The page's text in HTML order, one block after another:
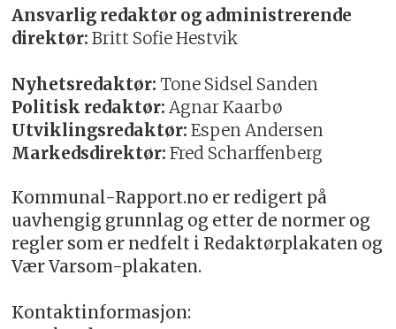
Ansvarlig redaktør og administrerende
direktør: Britt Sofie Hestvik
Nyhetsredaktør: Tone Sidsel Sanden
Politisk redaktør: Agnar Kaarbø
Utviklingsredaktør: Espen Andersen
Markedsdirektør: Fred Scharffenberg
Kommunal-Rapport.no er redigert på
uavhengig grunnlag og etter de normer og
regler som er nedfelt i Redaktørplakaten og
Vær Varsom-plakaten.
Kontaktinformasjon: